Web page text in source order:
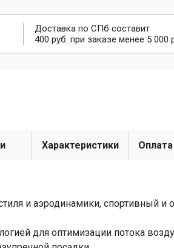
Доставка по СПб составит
400 руб. при заказе менее 5 000
Характеристики
и аэродинамики, спортивный и
для оптимизации потока